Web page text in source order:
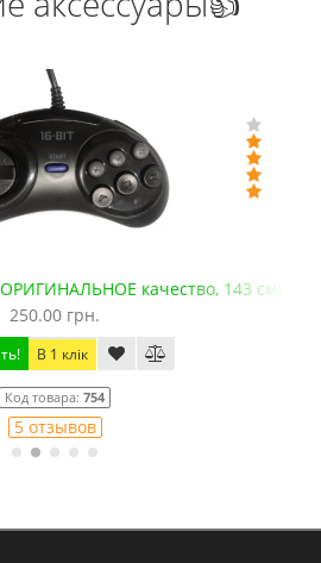
качество, 143 см)
250.00 грн.
В 1 клік
Код товара: 754
5 отзывов